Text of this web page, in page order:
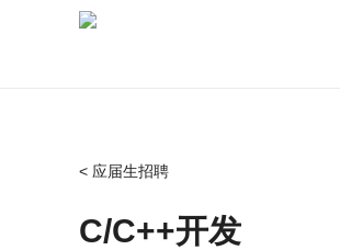
< 应届生招聘
C/C++开发